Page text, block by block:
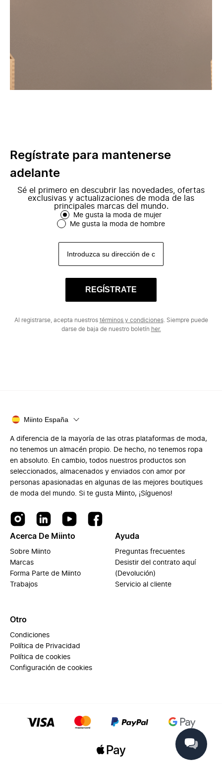
Regístrate para mantenerse
adelante
Sé el primero en descubrir las novedades, ofertas
exclusivas y actualizaciones de moda de las
principales marcas del mundo.
Me gusta la moda de mujer
Me gusta la moda de hombre
REGÍSTRATE
Al registrarse, acepta nuestros términos y condiciones. Siempre puede
darse de baja de nuestro boletín her.
Miinto España
A diferencia de la mayoría de las otras plataformas de moda,
no tenemos un almacén propio. De hecho, no tenemos ropa
en absoluto. En cambio, todos nuestros productos son
seleccionados, almacenados y enviados con amor por
personas apasionadas en algunas de las mejores boutiques
de moda del mundo. Si te gusta Miinto, ¡Síguenos!
Acerca De Miinto
Sobre Miinto
Marcas
Forma Parte de Miinto
Trabajos
Ayuda
Preguntas frecuentes
Desistir del contrato aquí
(Devolución)
Servicio al cliente
Otro
Condiciones
Política de Privacidad
Política de cookies
Configuración de cookies